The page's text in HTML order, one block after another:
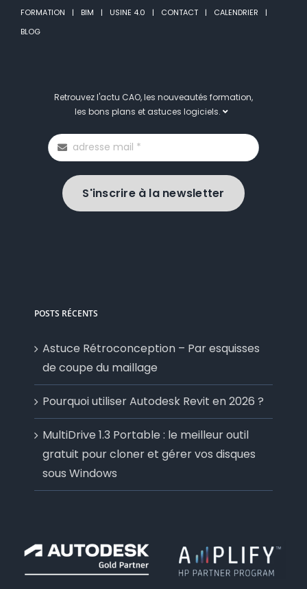
FORMATION BIM USINE 4.0 CONTACT
CALENDRIER
BLOG
Retrouvez l'actu CAO, les nouveautés formation,
les bons plans et astuces logiciels.
S'inscrire à la newsletter
POSTS RÉCENTS
Astuce Rétroconception – Par esquisses
de coupe du maillage
Pourquoi utiliser Autodesk Revit en 2026 ?
MultiDrive 1.3 Portable : le meilleur outil
gratuit pour cloner et gérer vos disques
sous Windows